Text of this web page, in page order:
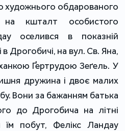
художнього обдарованого
кшталт особистого
оселився в показній
в Дрогобичі, на вул. Св. Яна,
Ґертрудою Зеґель. У
дружина і двоє малих
Вони за бажанням батька
до Дрогобича на літні
їм побут, Фелікс Ландау